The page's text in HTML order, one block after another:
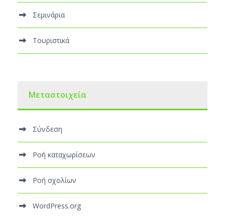
Σεμινάρια
Τουριστικά
Μεταστοιχεία
Σύνδεση
Ροή καταχωρίσεων
Ροή σχολίων
WordPress.org